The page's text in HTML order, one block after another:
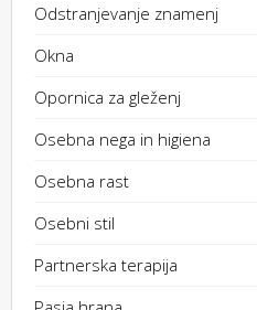
Odstranjevanje znamenj
Okna
Opornica za gleženj
Osebna nega in higiena
Osebna rast
Osebni stil
Partnerska terapija